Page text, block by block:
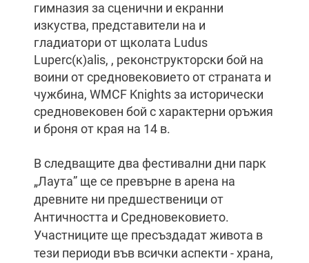
гимназия за сценични и екранни
изкуства, представители на и
гладиатори от щколaта Ludus
Luperc(к)alis, , реконструкторски бой на
воини от средновековието от страната и
чужбина, WMCF Knights за исторически
средновековен бой с характерни оръжия
и броня от края на 14 в.
В следващите два фестивални дни парк
„Лаута” ще се превърне в арена на
древните ни предшественици от
Античността и Средновековието.
Участниците ще пресъздадат живота в
тези периоди във всички аспекти - храна,